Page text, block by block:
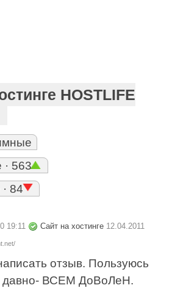
HOSTLIFE
563
84
19:11 Сайт на хостинге 12.04.2011
отзыв. Пользуюсь
давно- ВСЕМ ДоВоЛеН.